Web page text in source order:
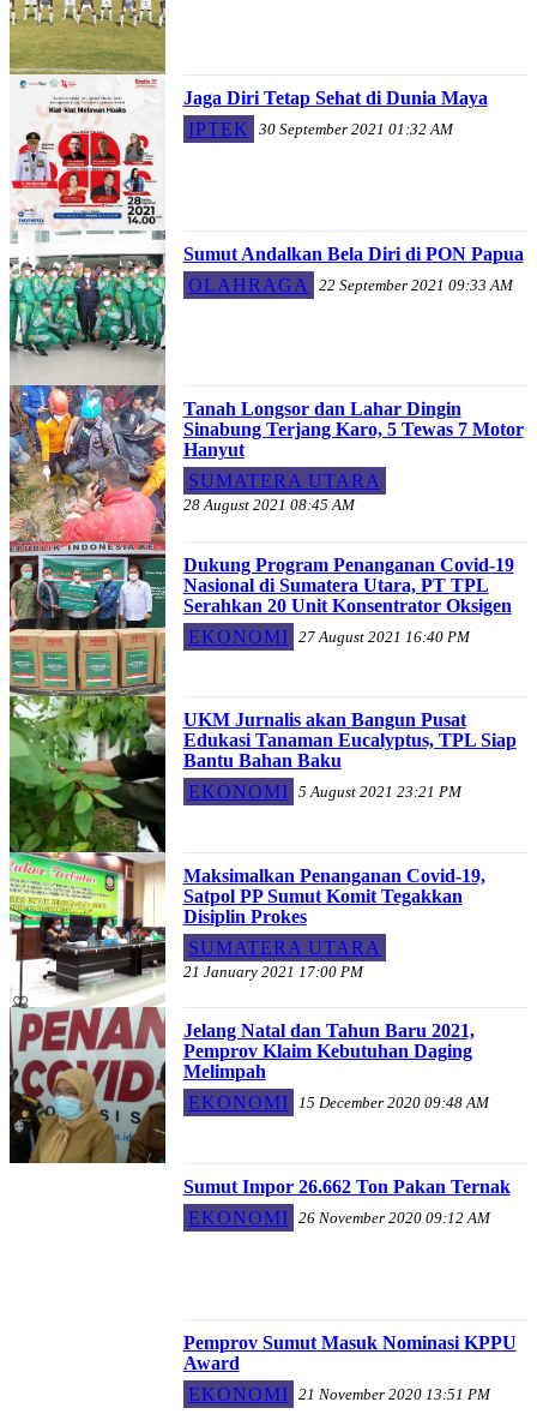
Jaga Diri Tetap Sehat di Dunia Maya
IPTEK
30 September 2021 01:32 AM
Sumut Andalkan Bela Diri di PON Papua
OLAHRAGA
22 September 2021 09:33 AM
Tanah Longsor dan Lahar Dingin
Sinabung Terjang Karo, 5 Tewas 7 Motor
Hanyut
SUMATERA UTARA
28 August 2021 08:45 AM
Dukung Program Penanganan Covid-19
Nasional di Sumatera Utara, PT TPL
Serahkan 20 Unit Konsentrator Oksigen
EKONOMI 27 August 2021 16:40 PM
UKM Jurnalis akan Bangun Pusat
Edukasi Tanaman Eucalyptus, TPL Siap
Bantu Bahan Baku
EKONOMI 5 August 2021 23:21 PM
Maksimalkan Penanganan Covid-19,
Satpol PP Sumut Komit Tegakkan
Disiplin Prokes
SUMATERA UTARA
21 January 2021 17:00 PM
Jelang Natal dan Tahun Baru 2021,
Pemprov Klaim Kebutuhan Daging
Melimpah
EKONOMI 15 December 2020 09:48 AM
Sumut Impor 26.662 Ton Pakan Ternak
EKONOMI 26 November 2020 09:12 AM
Pemprov Sumut Masuk Nominasi KPPU
Award
EKONOMI 21 November 2020 13:51 PM